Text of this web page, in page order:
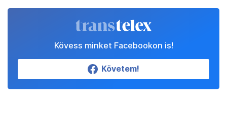
Kövess minket Facebookon is!
Követem!